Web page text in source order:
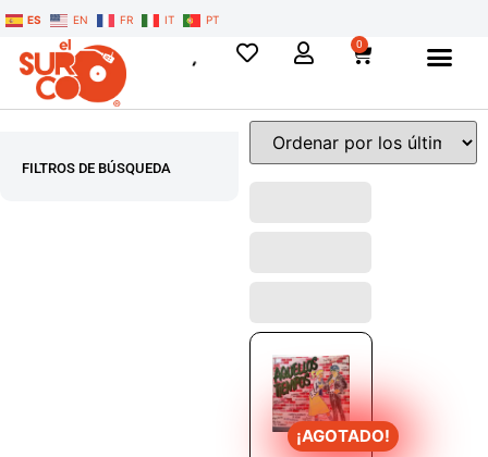
ES EN FR IT PT
0
FILTROS DE BÚSQUEDA
¡AGOTADO!